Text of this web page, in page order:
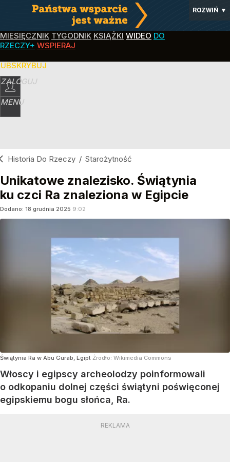
ROZWIŃ ▼
MIESIĘCZNIK TYGODNIK KSIĄŻKI WIDEO DO
RZECZY+ WSPIERAJ
ZALOGUJ
MENU
Historia Do Rzeczy / Starożytność
Unikatowe znalezisko. Świątynia
ku czci Ra znaleziona w Egipcie
Dodano: 18 grudnia 2025 9:02
Świątynia Ra w Abu Gurab, Egipt Źródło: Wikimedia Commons
Włoscy i egipscy archeolodzy poinformowali
o odkopaniu dolnej części świątyni poświęconej
egipskiemu bogu słońca, Ra.